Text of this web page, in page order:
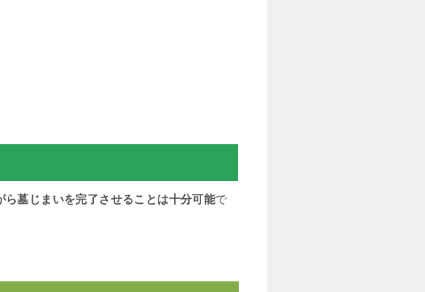
ら墓じまいを完了させることは十分可能で